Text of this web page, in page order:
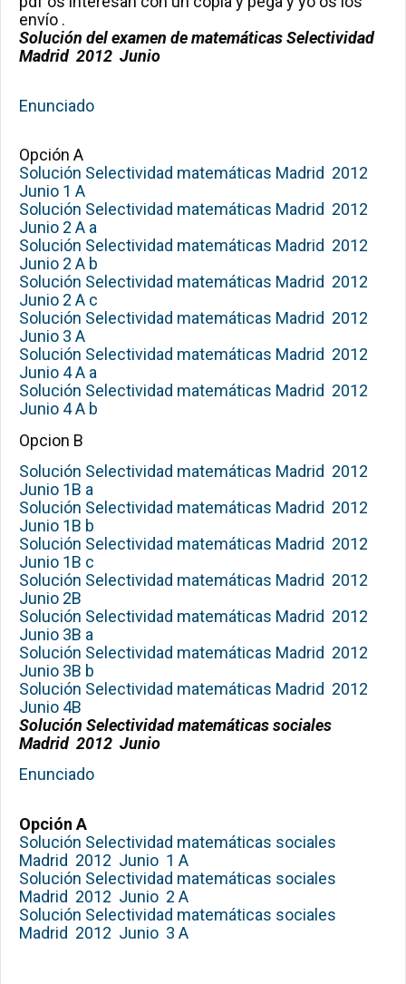
envío .
Solución del examen de matemáticas Selectividad
Madrid 2012 Junio
Enunciado
Opción A
Solución Selectividad matemáticas Madrid 2012
Junio 1 A
Solución Selectividad matemáticas Madrid 2012
Junio 2 A a
Solución Selectividad matemáticas Madrid 2012
Junio 2 A b
Solución Selectividad matemáticas Madrid 2012
Junio 2 A c
Solución Selectividad matemáticas Madrid 2012
Junio 3 A
Solución Selectividad matemáticas Madrid 2012
Junio 4 A a
Solución Selectividad matemáticas Madrid 2012
Junio 4 A b
Opcion B
Solución Selectividad matemáticas Madrid 2012
Junio 1B a
Solución Selectividad matemáticas Madrid 2012
Junio 1B b
Solución Selectividad matemáticas Madrid 2012
Junio 1B c
Solución Selectividad matemáticas Madrid 2012
Junio 2B
Solución Selectividad matemáticas Madrid 2012
Junio 3B a
Solución Selectividad matemáticas Madrid 2012
Junio 3B b
Solución Selectividad matemáticas Madrid 2012
Junio 4B
Solución Selectividad matemáticas sociales
Madrid 2012 Junio
Enunciado
Opción A
Solución Selectividad matemáticas sociales
Madrid 2012 Junio 1 A
Solución Selectividad matemáticas sociales
Madrid 2012 Junio 2 A
Solución Selectividad matemáticas sociales
Madrid 2012 Junio 3 A